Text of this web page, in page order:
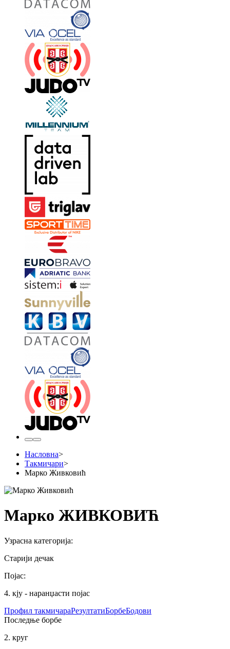
Насловна>
Такмичари>
Марко Живковић
Марко ЖИВКОВИЋ
Узрасна категорија:
Старији дечак
Појас:
4. кју - наранџасти појас
Профил такмичараРезултатиБорбеБодови
Последње борбе
2. круг